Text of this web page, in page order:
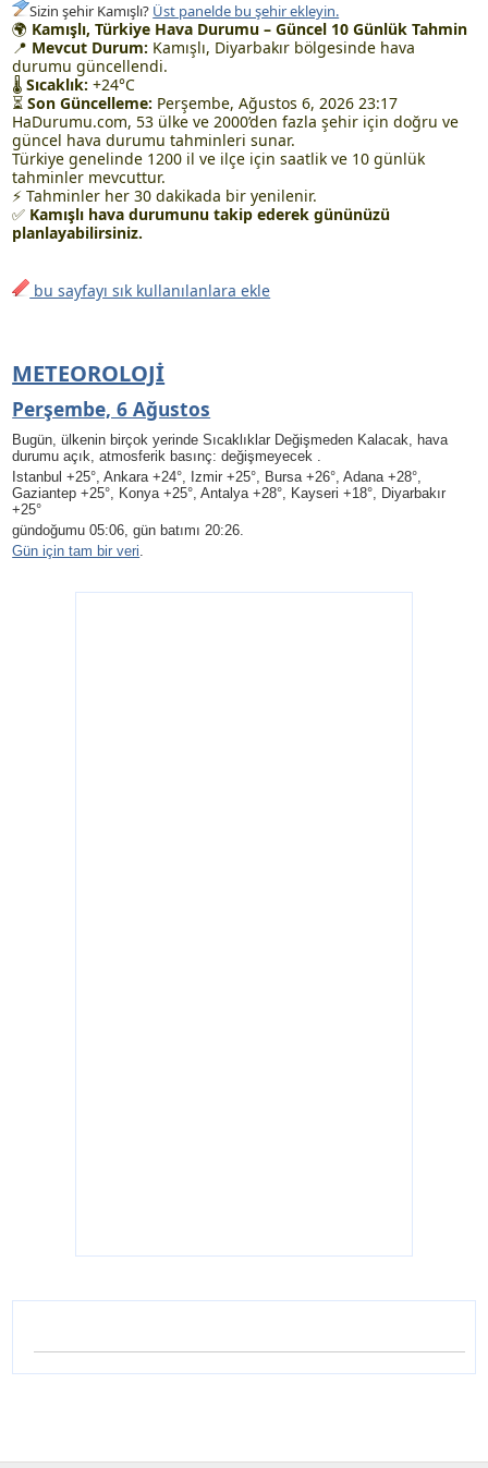
Sizin şehir Kamışlı? Üst panelde bu şehir ekleyin.
🌍 Kamışlı, Türkiye Hava Durumu – Güncel 10 Günlük Tahmin
📍 Mevcut Durum: Kamışlı, Diyarbakır bölgesinde hava
durumu güncellendi.
🌡Sıcaklık: +24°C
⏳Son Güncelleme: Perşembe, Ağustos 6, 2026 23:17
HaDurumu.com, 53 ülke ve 2000’den fazla şehir için doğru ve
güncel hava durumu tahminleri sunar.
Türkiye genelinde 1200 il ve ilçe için saatlik ve 10 günlük
tahminler mevcuttur.
⚡ Tahminler her 30 dakikada bir yenilenir.
✅ Kamışlı hava durumunu takip ederek gününüzü
planlayabilirsiniz.
bu sayfayı sık kullanılanlara ekle
METEOROLOJI
Perşembe, 6 Ağustos
Bugün, ülkenin birçok yerinde Sıcaklıklar Değişmeden Kalacak, hava
durumu açık, atmosferik basınç: değişmeyecek .
Istanbul +25°, Ankara +24°, Izmir +25°, Bursa +26°, Adana +28°,
Gaziantep +25°, Konya +25°, Antalya +28°, Kayseri +18°, Diyarbakır
+25°
gündoğumu 05:06, gün batımı 20:26.
Gün için tam bir veri.